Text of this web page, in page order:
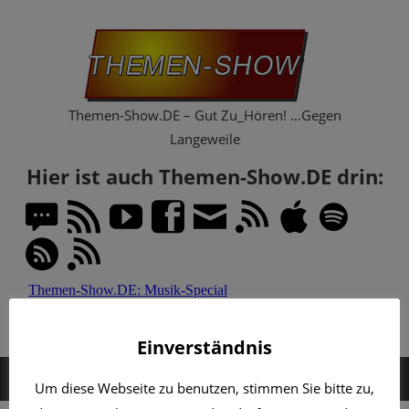
Themen-Show.DE – Gut Zu_Hören! …Gegen
Langeweile
Hier ist auch Themen-Show.DE drin:
MENÜ
Einverständnis
Um diese Webseite zu benutzen, stimmen Sie bitte zu,